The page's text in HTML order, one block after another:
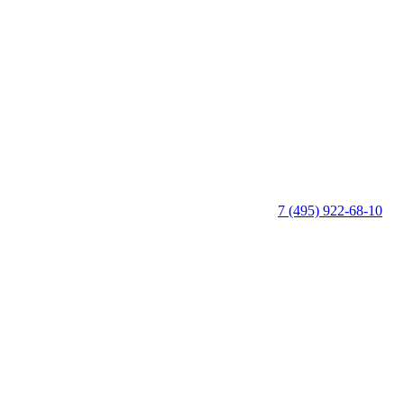
7 (495) 922-68-10